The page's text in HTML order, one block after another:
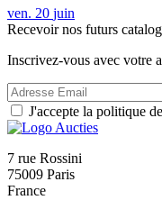
ven. 20 juin
Recevoir nos futurs
Inscrivez-vous avec votre
J'accepte la politique
7 rue Rossini
75009 Paris
France